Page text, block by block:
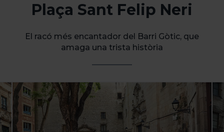
Plaça Sant Felip Neri
El racó més encantador del Barri Gòtic, que
amaga una trista història